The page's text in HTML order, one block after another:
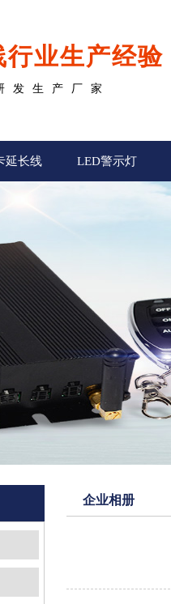
行业生产经验
发生产厂家
延长线 LED警示灯
企业相册